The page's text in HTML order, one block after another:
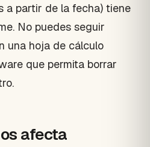
a partir de la fecha) tiene
No puedes seguir
una hoja de cálculo
que permita borrar
afecta